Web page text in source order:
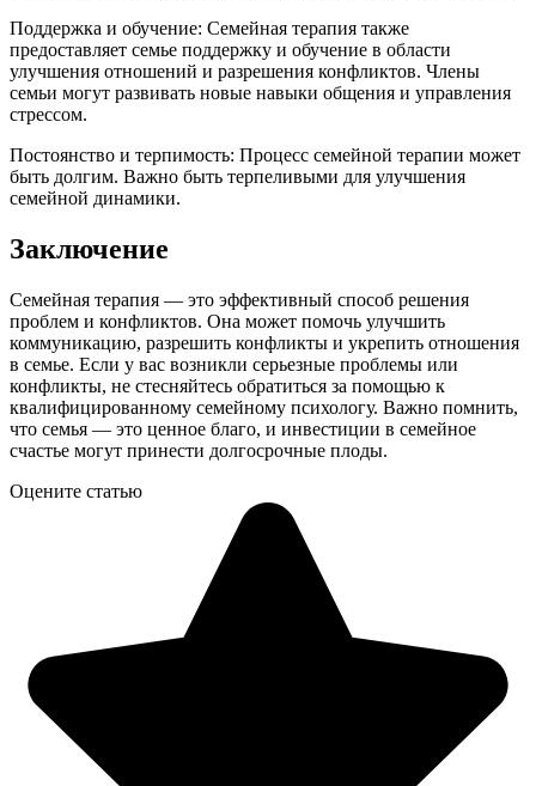
Поддержка и обучение: Семейная терапия также
предоставляет семье поддержку и обучение в области
улучшения отношений и разрешения конфликтов. Члены
семьи могут развивать новые навыки общения и управления
стрессом.
Постоянство и терпимость: Процесс семейной терапии может
быть долгим. Важно быть терпеливыми для улучшения
семейной динамики.
Заключение
Семейная терапия — это эффективный способ решения
проблем и конфликтов. Она может помочь улучшить
коммуникацию, разрешить конфликты и укрепить отношения
в семье. Если у вас возникли серьезные проблемы или
конфликты, не стесняйтесь обратиться за помощью к
квалифицированному семейному психологу. Важно помнить,
что семья — это ценное благо, и инвестиции в семейное
счастье могут принести долгосрочные плоды.
Оцените статью